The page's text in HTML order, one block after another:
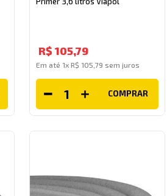
R$ 105,79
Em até 1xR$ 105 ,79 sem juros
COMPRAR